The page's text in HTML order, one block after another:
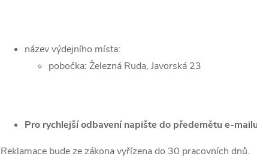
název výdejního místa:
pobočka: Železná Ruda, Javorská 23
Pro rychlejší odbavení napište do předemětu e-
Reklamace bude ze zákona vyřízena do 30 pracovních dnů.